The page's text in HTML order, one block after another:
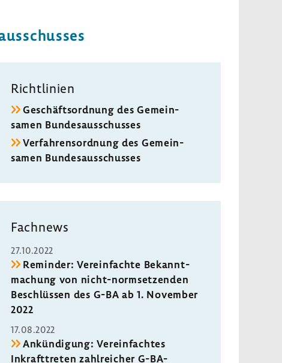
Richt­li­nien
Geschäfts­ord­nung des Gemein­
samen Bundes­aus­schusses
Verfah­rens­ord­nung des Gemein­
samen Bundes­aus­schusses
Fach­news
27.10.2022
Reminder: Verein­fachte Bekannt­
ma­chung von nicht-​normsetzenden
Beschlüssen des G-BA ab 1. November
2022
17.08.2022
Ankün­di­gung: Verein­fachtes
Inkraft­treten zahl­rei­cher G-​BA-